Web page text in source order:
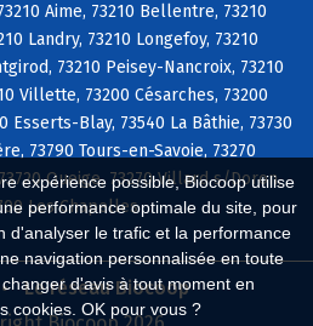
expérience possible, Biocoop utilise
performance optimale du site, pour
d'analyser le trafic et la performance
navigation personnalisée en toute
d'avis à tout moment en
cookies. OK pour vous ?
Aime, 73210 Bellentre, 73210
Landry, 73210 Longefoy, 73210
73210 Peisey-Nancroix, 73210
Villette, 73200 Césarches, 73200
Esserts-Blay, 73540 La Bâthie, 73730
73790 Tours-en-Savoie, 73270
Queige, 73270 Villard s/Doron,
Les Chapelles
Le réseau Biocoop